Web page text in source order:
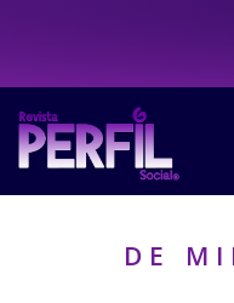
DE